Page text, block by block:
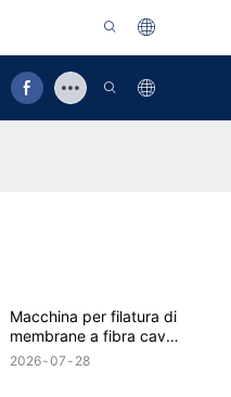
Macchina per filatura di
membrane a fibra cava
Trustech: rivelata
2026 07 28